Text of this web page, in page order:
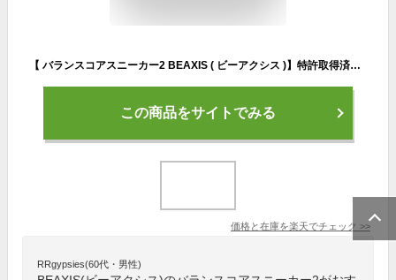
【 バランスコアスニーカー2 BEAXIS ( ビーアクシス )】特許取得済インソールがバージョンUP！履いて歩いて体幹ダイエット ダイエットシューズ スニーカー ダイエット 厚底 モデル ウォーキング ランニング スタイルアップ 体幹 人気
この商品をサイトでみる
価格と在庫を楽天でチェック >>
RRgypsies(60代・男性)